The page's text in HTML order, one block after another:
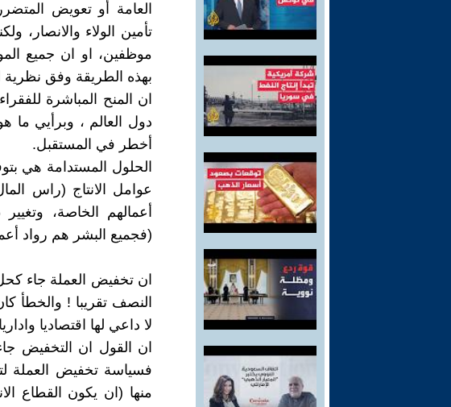
العامة أو تعويض
تأمين الولاء والانصار،
موظفين، او ان جميع
بهذه الطريقة وفق نظرية
ان المنح المباشرة
دول العالم ، وبرأيي ما
أخطر في المستقبل.
الحلول المستدامة هي
عوامل الانتاج (راس
أعمالهم الخاصة،
(فجميع البشر هم رواد
ان تخفيض العملة جاء كحل
النصف تقريبا ! والخطأ
لا داعي لها اقتصاديا
ان القول ان التخفيض
فسياسة تخفيض العملة
منها (ان يكون القطاع